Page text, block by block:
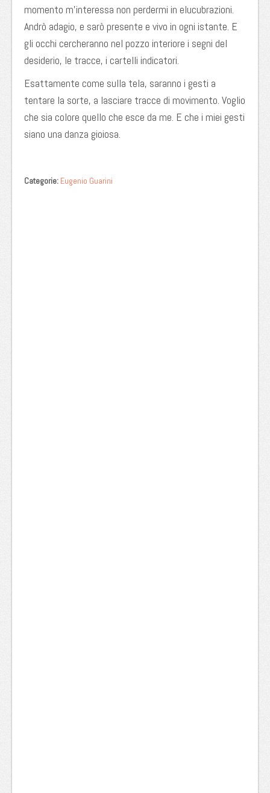
momento m’interessa non perdermi in elucubrazioni.
Andrò adagio, e sarò presente e vivo in ogni istante. E
gli occhi cercheranno nel pozzo interiore i segni del
desiderio, le tracce, i cartelli indicatori.
Esattamente come sulla tela, saranno i gesti a
tentare la sorte, a lasciare tracce di movimento. Voglio
che sia colore quello che esce da me. E che i miei gesti
siano una danza gioiosa.
Categorie: Eugenio Guarini